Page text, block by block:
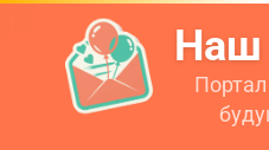
Перейти
контенту
Наш